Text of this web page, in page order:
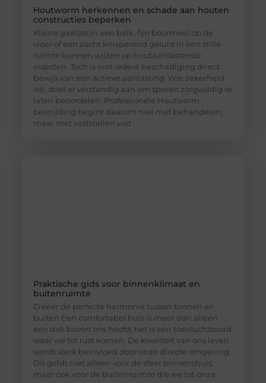
Houtworm herkennen en schade aan houten
constructies beperken
Kleine gaatjes in een balk, fijn boormeel op de
vloer of een zacht knisperend geluid in een stille
ruimte kunnen wijzen op houtaantastende
insecten. Toch is niet iedere beschadiging direct
bewijs van een actieve aantasting. Wie zekerheid
wil, doet er verstandig aan om sporen zorgvuldig te
laten beoordelen. Professionele Houtworm
bestrijding begint daarom niet met behandelen,
maar met vaststellen wat
Praktische gids voor binnenklimaat en
buitenruimte
Creëer de perfecte harmonie tussen binnen en
buiten Een comfortabel huis is meer dan alleen
een dak boven ons hoofd; het is een toevluchtsoord
waar we tot rust komen. De kwaliteit van ons leven
wordt sterk beïnvloed door onze directe omgeving.
Dit geldt niet alleen voor de sfeer binnenshuis,
maar ook voor de buitenruimte die we tot onze